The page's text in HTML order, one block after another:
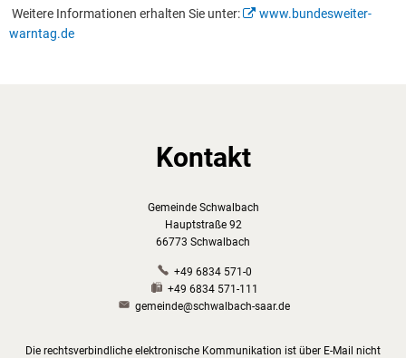
Weitere Informationen erhalten Sie unter:
www.bundesweiter-
warntag.de
Kontakt
Gemeinde Schwalbach
Hauptstraße 92
66773 Schwalbach
+49 6834 571-0
+49 6834 571-111
gemeinde@schwalbach-saar.de
Die rechtsverbindliche elektronische Kommunikation ist über E-Mail nicht